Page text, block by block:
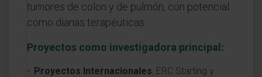
tumores de colon y de pulmón, con potencial
como dianas terapéuticas.
Proyectos como investigadora principal :
Proyectos Internacionales: ERC Starting y